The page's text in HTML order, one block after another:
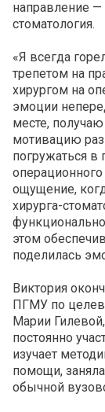
направление —
стоматология.
«Я всегда
трепетом на
хирургом на
эмоции
месте,
мотивацию
погружаться
ощущение,
хирурга-
этом
поделилась
Виктория
ПГМУ по
Марии
постоянно
изучает
помощи,
обычной